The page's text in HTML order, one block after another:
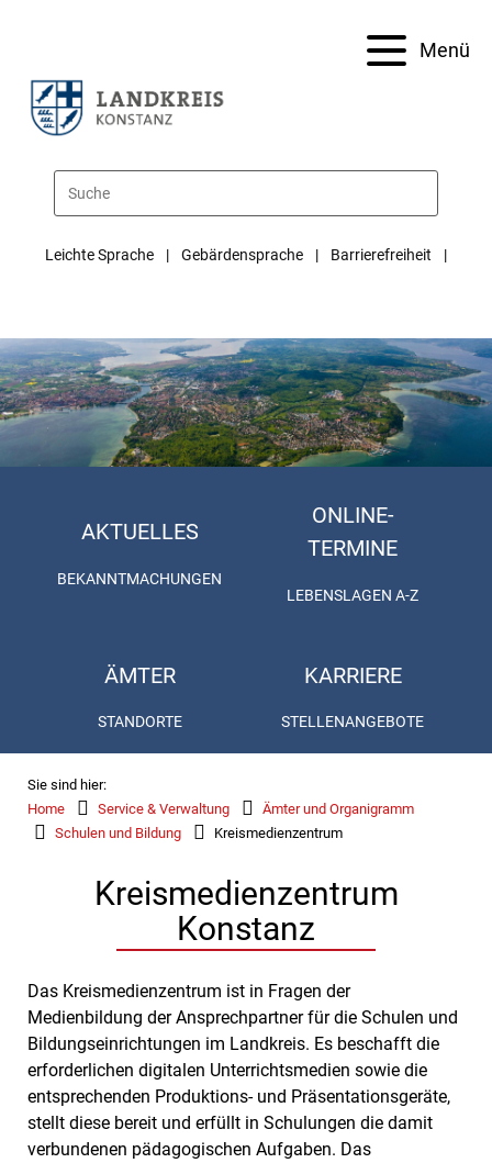
Menü
Leichte Sprache Gebärdensprache Barrierefreiheit
AKTUELLES
BEKANNTMACHUNGEN
ONLINE-
TERMINE
LEBENSLAGEN A-Z
ÄMTER
STANDORTE
KARRIERE
STELLENANGEBOTE
Sie sind hier:
Home
Service & Verwaltung
Ämter und Organigramm
Schulen und Bildung
Kreismedienzentrum
Kreismedienzentrum
Konstanz
Das Kreismedienzentrum ist in Fragen der
Medienbildung der Ansprechpartner für die Schulen und
Bildungseinrichtungen im Landkreis. Es beschafft die
erforderlichen digitalen Unterrichtsmedien sowie die
entsprechenden Produktions- und Präsentationsgeräte,
stellt diese bereit und erfüllt in Schulungen die damit
verbundenen pädagogischen Aufgaben. Das